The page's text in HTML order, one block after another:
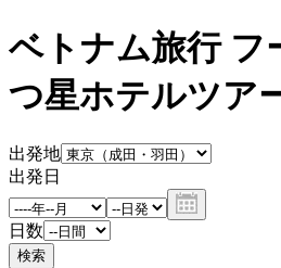
ベトナム旅行 フ
つ星ホテルツア
出発地
出発日
日数
検索